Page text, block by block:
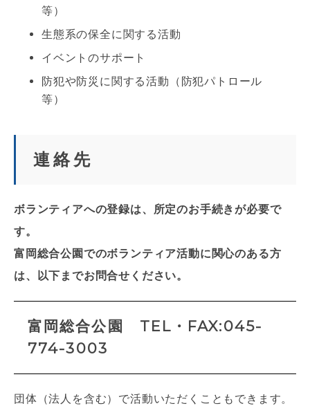
等）
生態系の保全に関する活動
イベントのサポート
防犯や防災に関する活動（防犯パトロール
等）
連絡先
ボランティアへの登録は、所定のお手続きが必要で
す。
富岡総合公園でのボランティア活動に関心のある方
は、以下までお問合せください。
富岡総合公園 TEL・FAX:045-
774-3003
団体（法人を含む）で活動いただくこともできます。